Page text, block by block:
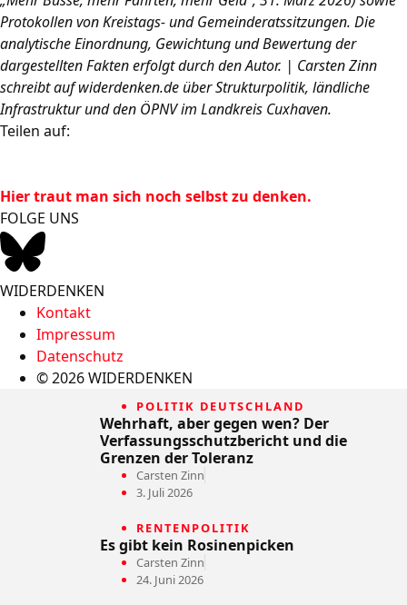
Protokollen von Kreistags- und Gemeinderatssitzungen. Die
analytische Einordnung, Gewichtung und Bewertung der
dargestellten Fakten erfolgt durch den Autor. | Carsten Zinn
schreibt auf widerdenken.de über Strukturpolitik, ländliche
Infrastruktur und den ÖPNV im Landkreis Cuxhaven.
Teilen auf:
Hier traut man sich noch selbst zu denken.
FOLGE UNS
WIDERDENKEN
Kontakt
Impressum
Datenschutz
© 2026 WIDERDENKEN
POLITIK DEUTSCHLAND
Wehrhaft, aber gegen wen? Der
Verfassungsschutzbericht und die
Grenzen der Toleranz
Carsten Zinn
3. Juli 2026
RENTENPOLITIK
Es gibt kein Rosinenpicken
Carsten Zinn
24. Juni 2026